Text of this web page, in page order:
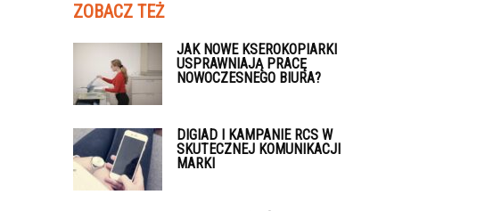
ZOBACZ TEŻ
JAK NOWE KSEROKOPIARKI
USPRAWNIAJĄ PRACĘ
NOWOCZESNEGO BIURA?
DIGIAD I KAMPANIE RCS W
SKUTECZNEJ KOMUNIKACJI
MARKI